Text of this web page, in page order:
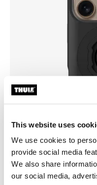
This website uses
We use cookies to
provide social media
We also share
our social media,